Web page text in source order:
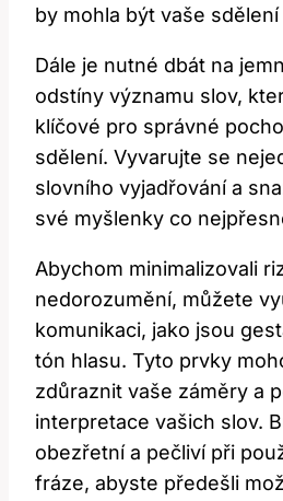
by mohla být vaše
Dále je nutné dbát na
odstíny významu slov,
klíčové pro správné
sdělení. Vyvarujte se
slovního vyjadřování a
své myšlenky co
Abychom minimalizovali
nedorozumění, můžete
komunikaci, jako jsou
tón hlasu. Tyto prvky
zdůraznit vaše záměry a
interpretace vašich slov.
obezřetní a pečliví při
fráze, abyste předešli